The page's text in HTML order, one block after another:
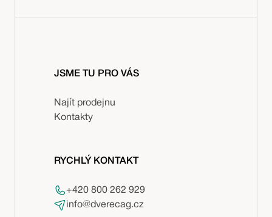
JSME TU PRO VÁS
Najít prodejnu
Kontakty
RYCHLÝ KONTAKT
+420 800 262 929
info@dverecag.cz